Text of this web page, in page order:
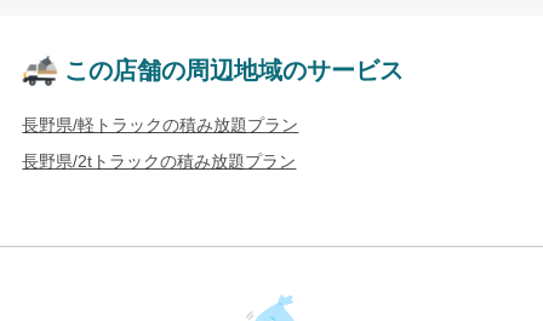
この店舗の周辺地域のサービス
長野県/軽トラックの積み放題プラン
長野県/2tトラックの積み放題プラン